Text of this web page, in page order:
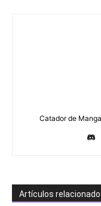
Catador de
Artículos